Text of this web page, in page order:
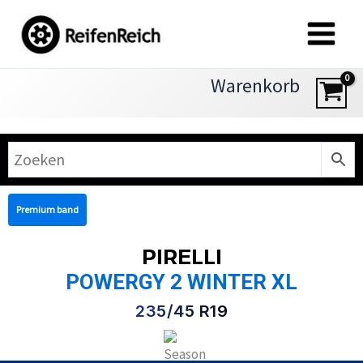
Inhalt
springen
Warenkorb
Premium band
PIRELLI
POWERGY 2 WINTER XL
235/45 R19